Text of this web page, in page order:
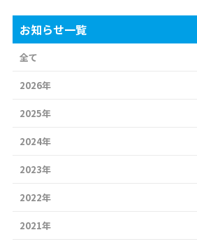
お知らせ一覧
全て
2026年
2025年
2024年
2023年
2022年
2021年